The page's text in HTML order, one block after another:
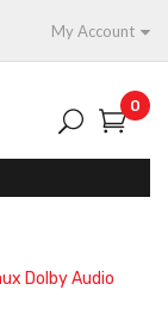
My Account
0
Dolby Audio